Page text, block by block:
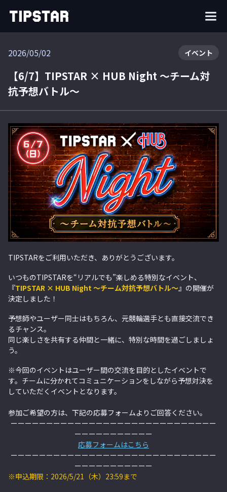
2026/05/02 イベント
【6/7】TIPSTAR × HUB Night ～チーム対
抗予想バトル～
TIPSTARをご利用いただき、ありがとうございます。
いつものTIPSTARを“リアルでも”楽しめる特別なイベント、
『TIPSTAR × HUB Night ～チーム対抗予想バトル～』の開催が
決定しました！
予想師やユーザー同士はもちろん、元競輪選手とも直接交流でき
るチャンス。
同じ楽しさを共有する仲間と一緒に、特別な時間を過ごしましょ
う。
※今回のイベントはユーザー間の交流を目的としたイベントで
す。チームに分かれてコミュニケーションをしながら予想対決を
していただくイベントとなります。
参加ご希望の方は、下記の応募フォームよりご回答ください。
ーーーーーーーーーーーーーーーーーーーーーーーーーーーーー
ーーーーーーーーーーー
応募フォームはこちら
ーーーーーーーーーーーーーーーーーーーーーーーーーーーーー
ーーーーーーーーーーー
※申込期限：2026/5/21（木）23:59まで